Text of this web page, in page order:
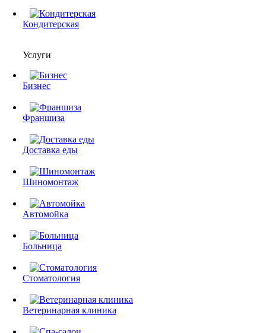
Кондитерская
Услуги
Бизнес
Франшиза
Доставка еды
Шиномонтаж
Автомойка
Больница
Стоматология
Ветеринарная клиника